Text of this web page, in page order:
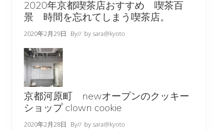
2020年京都喫茶店おすすめ 喫茶百
景 時間を忘れてしまう喫茶店。
2020年2月29日 By// by sara@kyoto
京都河原町 newオープンのクッキー
ショップ clown cookie
2020年2月28日 By// by sara@kyoto